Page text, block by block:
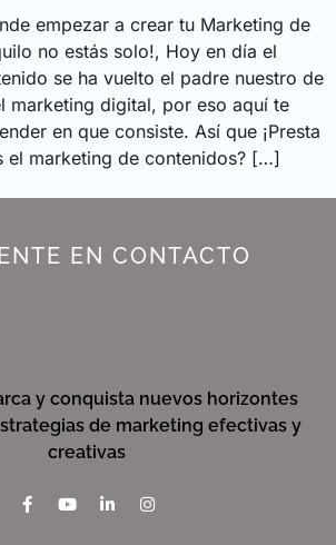
empezar a crear tu Marketing de
no estás solo!, Hoy en día el
se ha vuelto el padre nuestro de
marketing digital, por eso aquí te
en que consiste. Así que ¡Presta
el marketing de contenidos? […]
EN CONTACTO
y conquista nuevos horizontes
de marketing efectivas y
creativas